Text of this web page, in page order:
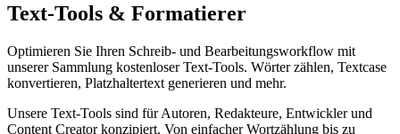
Text-Tools & Formatierer
Optimieren Sie Ihren Schreib- und Bearbeitungsworkflow mit
unserer Sammlung kostenloser Text-Tools. Wörter zählen, Textcase
konvertieren, Platzhaltertext generieren und mehr.
Unsere Text-Tools sind für Autoren, Redakteure, Entwickler und
Content Creator konzipiert. Von einfacher Wortzählung bis zu